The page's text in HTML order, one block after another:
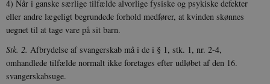
4) Når i ganske særlige tilfælde alvorlige fysiske og psykiske defekter
eller andre lægeligt begrundede forhold medfører, at kvinden skønnes
uegnet til at tage vare på sit barn.
Stk. 2. Afbrydelse af svangerskab må i de i § 1, stk. 1, nr. 2-4,
omhandlede tilfælde normalt ikke foretages efter udløbet af den 16.
svangerskabsuge.